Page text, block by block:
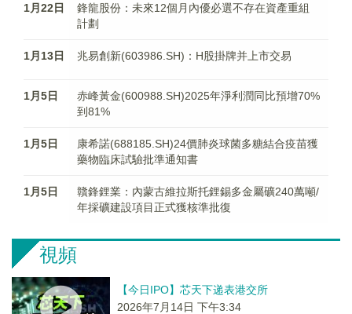
1月22日
鋒龍股份：未來12個月內優必選不存在資產重組
計劃
1月13日 兆易創新(603986.SH)：H股掛牌并上市交易
1月5日
赤峰黃金(600988.SH)2025年淨利潤同比預增70%
到81%
1月5日
康希諾(688185.SH)24價肺炎球菌多糖結合疫苗獲
藥物臨床試驗批準通知書
1月5日
贛鋒鋰業：內蒙古維拉斯托鋰錫多金屬礦240萬噸/
年採礦建設項目正式獲核準批復
視頻
【今日IPO】芯天下递表港交所
2026年7月14日 下午3:34